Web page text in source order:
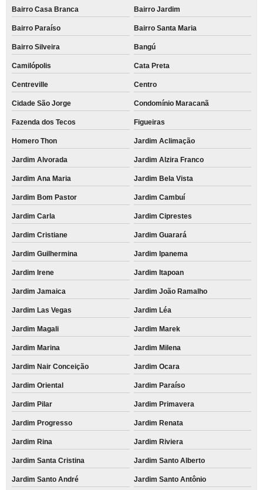
Bairro Casa Branca Bairro Jardim
Bairro Paraíso Bairro Santa Maria
Bairro Silveira Bangú
Camilópolis Cata Preta
Centreville Centro
Cidade São Jorge Condomínio Maracanã
Fazenda dos Tecos Figueiras
Homero Thon Jardim Aclimação
Jardim Alvorada Jardim Alzira Franco
Jardim Ana Maria Jardim Bela Vista
Jardim Bom Pastor Jardim Cambuí
Jardim Carla Jardim Ciprestes
Jardim Cristiane Jardim Guarará
Jardim Guilhermina Jardim Ipanema
Jardim Irene Jardim Itapoan
Jardim Jamaica Jardim João Ramalho
Jardim Las Vegas Jardim Léa
Jardim Magali Jardim Marek
Jardim Marina Jardim Milena
Jardim Nair Conceição Jardim Ocara
Jardim Oriental Jardim Paraíso
Jardim Pilar Jardim Primavera
Jardim Progresso Jardim Renata
Jardim Rina Jardim Riviera
Jardim Santa Cristina Jardim Santo Alberto
Jardim Santo André Jardim Santo Antônio